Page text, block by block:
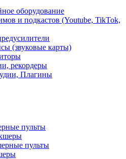
оборудование
и подкастов (Youtube, TikTok,
(звуковые карты)
рекордеры
Плагины
пульты
пульты